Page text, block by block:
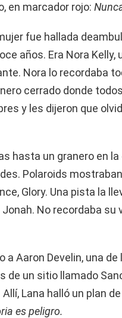
en marcador rojo:
fue hallada
años. Era Nora
Nora lo recordaba
cerrado donde
y les dijeron que
hasta un granero en
Polaroids
Glory. Una pista la
No recordaba su
a Aaron Develin, una
de un sitio llamado
Lana halló un plan
es peligro.